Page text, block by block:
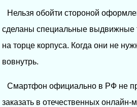
Нельзя обойти стороной
сделаны специальные выдвижные
на торце корпуса. Когда они не
вовнутрь.
Смартфон официально в РФ не
заказать в отечественных онлайн-